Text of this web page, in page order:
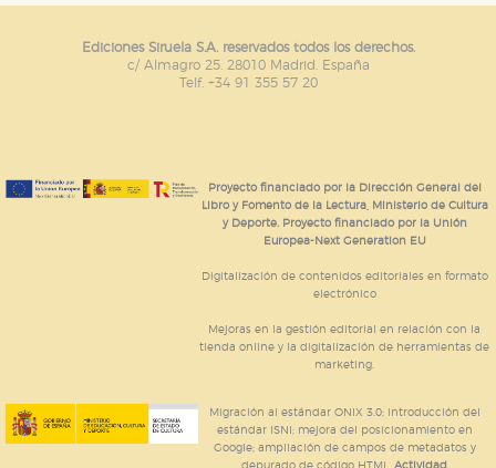
Ediciones Siruela S.A. reservados todos los derechos.
c/ Almagro 25. 28010 Madrid. España
Telf. +34 91 355 57 20
Proyecto financiado por la Dirección General del
Libro y Fomento de la Lectura, Ministerio de Cultura
y Deporte. Proyecto financiado por la Unión
Europea-Next Generation EU
Digitalización de contenidos editoriales en formato
electrónico
Mejoras en la gestión editorial en relación con la
tienda online y la digitalización de herramientas de
marketing.
Migración al estándar ONIX 3.0; introducción del
estándar ISNI; mejora del posicionamiento en
Google; ampliación de campos de metadatos y